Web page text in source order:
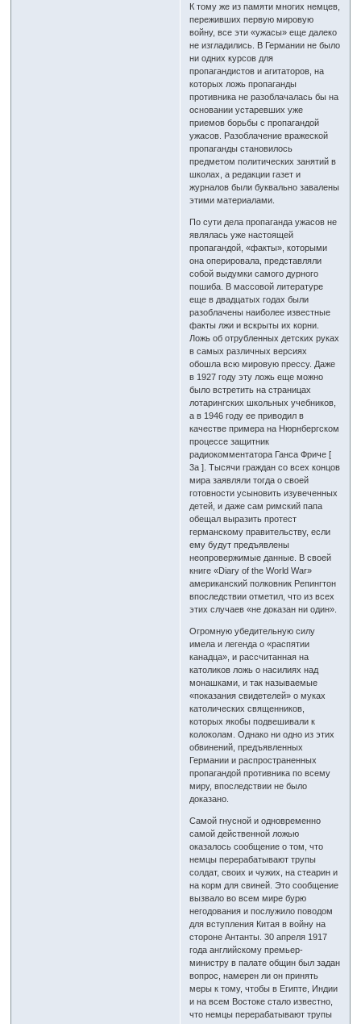
К тому же из памяти многих немцев,
переживших первую мировую
войну, все эти «ужасы» еще далеко
не изгладились. В Германии не было
ни одних курсов для
пропагандистов и агитаторов, на
которых ложь пропаганды
противника не разоблачалась бы на
основании устаревших уже
приемов борьбы с пропагандой
ужасов. Разоблачение вражеской
пропаганды становилось
предметом политических занятий в
школах, а редакции газет и
журналов были буквально завалены
этими материалами.
По сути дела пропаганда ужасов не
являлась уже настоящей
пропагандой, «факты», которыми
она оперировала, представляли
собой выдумки самого дурного
пошиба. В массовой литературе
еще в двадцатых годах были
разоблачены наиболее известные
факты лжи и вскрыты их корни.
Ложь об отрубленных детских руках
в самых различных версиях
обошла всю мировую прессу. Даже
в 1927 году эту ложь еще можно
было встретить на страницах
лотарингских школьных учебников,
а в 1946 году ее приводил в
качестве примера на Нюрнбергском
процессе защитник
радиокомментатора Ганса Фриче [
3a ]. Тысячи граждан со всех концов
мира заявляли тогда о своей
готовности усыновить изувеченных
детей, и даже сам римский папа
обещал выразить протест
германскому правительству, если
ему будут предъявлены
неопровержимые данные. В своей
книге «Diary of the World War»
американский полковник Репингтон
впоследствии отметил, что из всех
этих случаев «не доказан ни один».
Огромную убедительную силу
имела и легенда о «распятии
канадца», и рассчитанная на
католиков ложь о насилиях над
монашками, и так называемые
«показания свидетелей» о муках
католических священников,
которых якобы подвешивали к
колоколам. Однако ни одно из этих
обвинений, предъявленных
Германии и распространенных
пропагандой противника по всему
миру, впоследствии не было
доказано.
Самой гнусной и одновременно
самой действенной ложью
оказалось сообщение о том, что
немцы перерабатывают трупы
солдат, своих и чужих, на стеарин и
на корм для свиней. Это сообщение
вызвало во всем мире бурю
негодования и послужило поводом
для вступления Китая в войну на
стороне Антанты. 30 апреля 1917
года английскому премьер-
министру в палате общин был задан
вопрос, намерен ли он принять
меры к тому, чтобы в Египте, Индии
и на всем Востоке стало известно,
что немцы перерабатывают трупы